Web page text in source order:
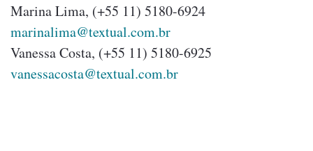
Marina Lima, (+55 11) 5180-6924
marinalima@textual.com.br
Vanessa Costa, (+55 11) 5180-6925
vanessacosta@textual.com.br